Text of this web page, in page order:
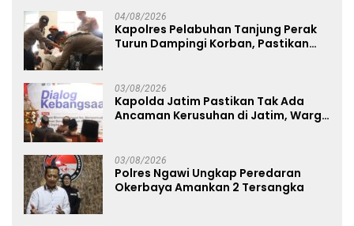
04/08/2026
Kapolres Pelabuhan Tanjung Perak
Turun Dampingi Korban, Pastikan
03/08/2026
Kapolda Jatim Pastikan Tak Ada
Ancaman Kerusuhan di Jatim, Warga
03/08/2026
Polres Ngawi Ungkap Peredaran
Okerbaya Amankan 2 Tersangka